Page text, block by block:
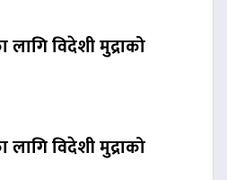
विदेशी मुद्राको
विदेशी मुद्राको